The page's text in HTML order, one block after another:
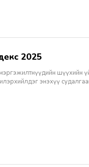
2025
шүүхийн
энэхүү